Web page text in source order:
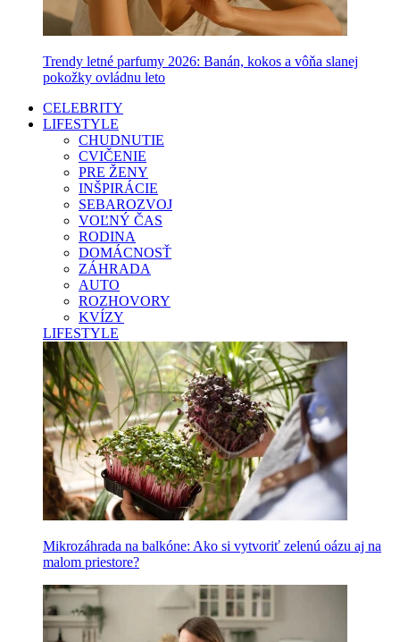
Trendy letné parfumy 2026: Banán, kokos a vôňa slanej
pokožky ovládnu leto
CELEBRITY
LIFESTYLE
CHUDNUTIE
CVIČENIE
PRE ŽENY
INŠPIRÁCIE
SEBAROZVOJ
VOĽNÝ ČAS
RODINA
DOMÁCNOSŤ
ZÁHRADA
AUTO
ROZHOVORY
KVÍZY
LIFESTYLE
Mikrozáhrada na balkóne: Ako si vytvoriť zelenú oázu aj na
malom priestore?